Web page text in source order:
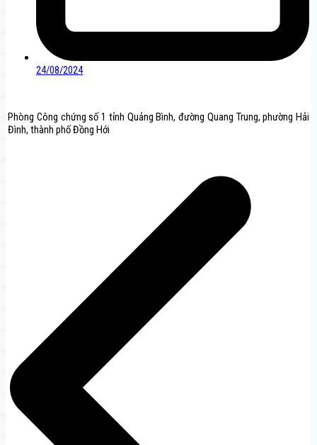
24/08/2024
Phòng Công chứng số 1 tỉnh Quảng Bình, đường Quang Trung, phường Hải
Đình, thành phố Đồng Hới